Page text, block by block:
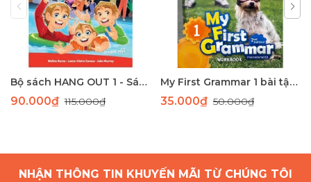
Bộ sách HANG OUT 1 - Sách học tiếng Anh giao tiếp dành cho học sinh tiểu học
90.000₫115.000₫
My First Grammar 1 bài tập 2nd Edition
35.000₫ 50.000₫
NHẬN THÔNG TIN KHUYẾN MÃI TỪ CHÚNG TÔI